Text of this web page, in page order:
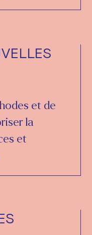
et de
la
et